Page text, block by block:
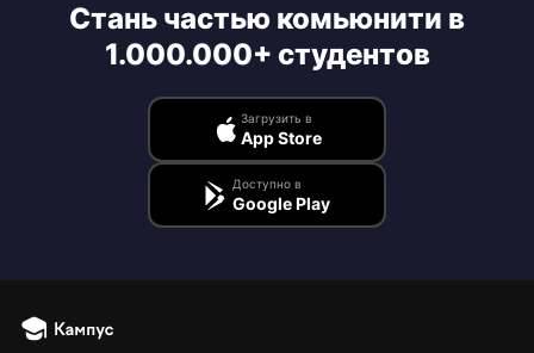
Стань частью комьюнити в
1.000.000+ студентов
Загрузить в
App Store
Доступно в
Google Play